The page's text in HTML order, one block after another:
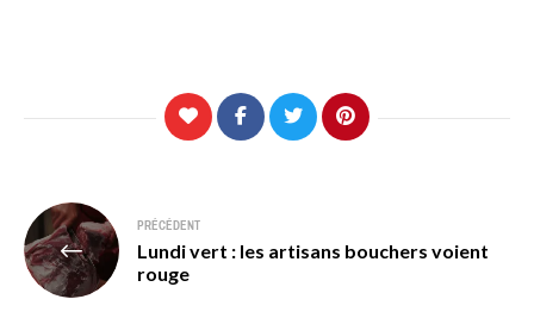
Navigation
de
l’article
PRÉCÉDENT
Lundi vert : les artisans bouchers voient
rouge